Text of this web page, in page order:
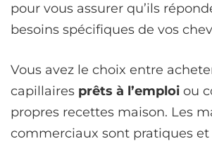
pour vous assurer qu’ils
besoins spécifiques de vos
Vous avez le choix entre
capillaires prêts à l’emploi ou
propres recettes maison. Les
commerciaux sont pratiques